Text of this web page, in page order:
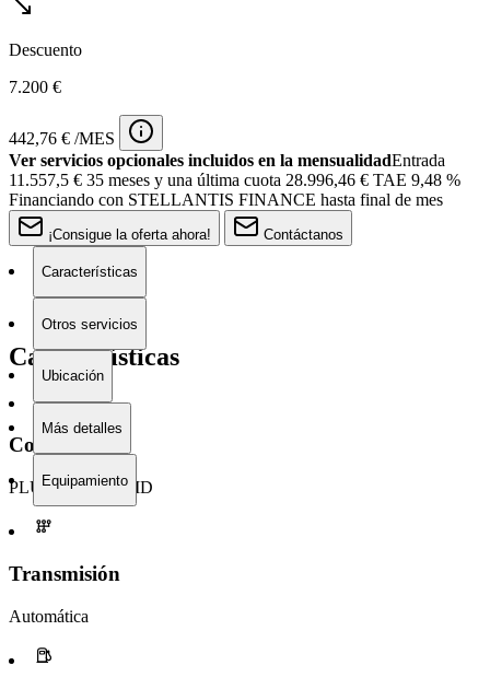
Descuento
7.200 €
442,76 € /MES
Ver servicios opcionales incluidos en la mensualidadEntrada
11.557,5 € 35 meses y una última cuota 28.996,46 € TAE 9,48 %
Financiando con STELLANTIS FINANCE hasta final de mes
¡Consigue la oferta ahora! Contáctanos
Características
Otros servicios
Ubicación
Más detalles
Equipamiento
Características
Combustible
PLUG-IN HYBRID
Transmisión
Automática